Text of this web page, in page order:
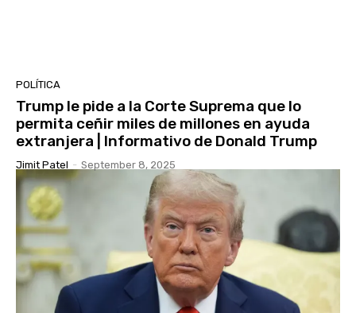
POLÍTICA
Trump le pide a la Corte Suprema que lo
permita ceñir miles de millones en ayuda
extranjera | Informativo de Donald Trump
Jimit Patel - September 8, 2025